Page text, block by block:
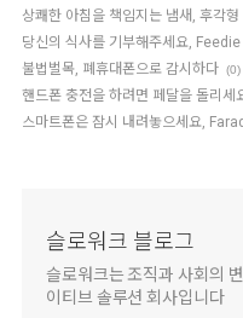
상쾌한 아침을 책임지는 냄새, 후각형
당신의 식사를 기부해주세요, Feedie
불법벌목, 폐휴대폰으로 감시하다 (0)
핸드폰 충전을 하려면 페달을 돌리세
스마트폰은 잠시 내려놓으세요,
슬로워크 블로그
슬로워크는 조직과 사회의
이티브 솔루션 회사입니다